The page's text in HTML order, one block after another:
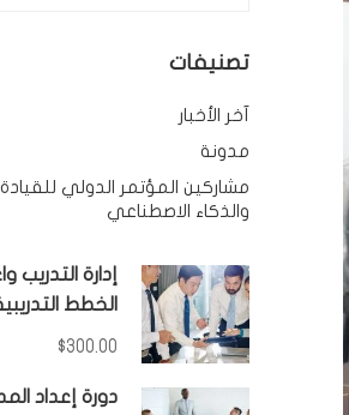
تصنيفات
آخر الأخبار
مدونة
مشاركين المؤتمر الدولي
والذكاء الاصطناعي
إدارة التدريب
الخطط
$300.00
دورة إعداد